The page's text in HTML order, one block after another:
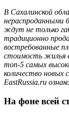
В Сахалинской
нераспроданными
ждут не только
традиционно
востребованные
стоимость жилья
топ-5 самых
количество новых
EastRussia.ru
На фоне всей